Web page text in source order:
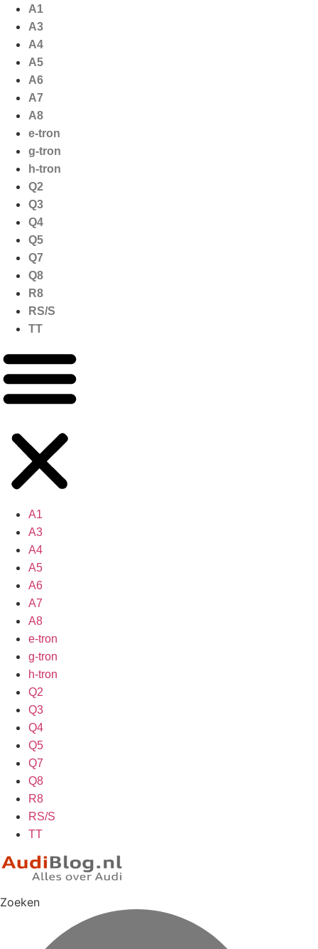
naar
inhoud
A1
A3
A4
A5
A6
A7
A8
e-tron
g-tron
h-tron
Q2
Q3
Q4
Q5
Q7
Q8
R8
RS/S
TT
A1
A3
A4
A5
A6
A7
A8
e-tron
g-tron
h-tron
Q2
Q3
Q4
Q5
Q7
Q8
R8
RS/S
TT
Zoeken